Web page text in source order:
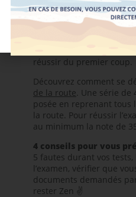
7 - SE
JOUR DE
réussir du premier coup.
Découvrez comment se
de la route. Une série de
posée en reprenant tous
la route. Pour réussir
au minimum la note de
4 conseils pour vous
5 fautes durant vos
l’examen, vérifier que
documents demandés
rester Zen ✌️